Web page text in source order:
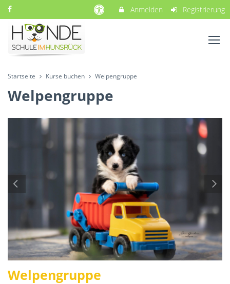
Anmelden Registrierung
Startseite Kurse buchen Welpengruppe
Welpengruppe
Welpengruppe